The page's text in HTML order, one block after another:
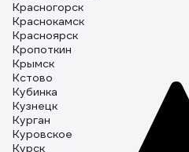
Красногорск
Краснокамск
Красноярск
Кропоткин
Крымск
Кстово
Кубинка
Кузнецк
Курган
Куровское
Курск